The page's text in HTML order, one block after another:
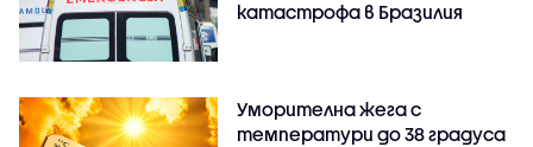
катастрофа в Бразилия
Уморителна жега с
температури до 38 градуса